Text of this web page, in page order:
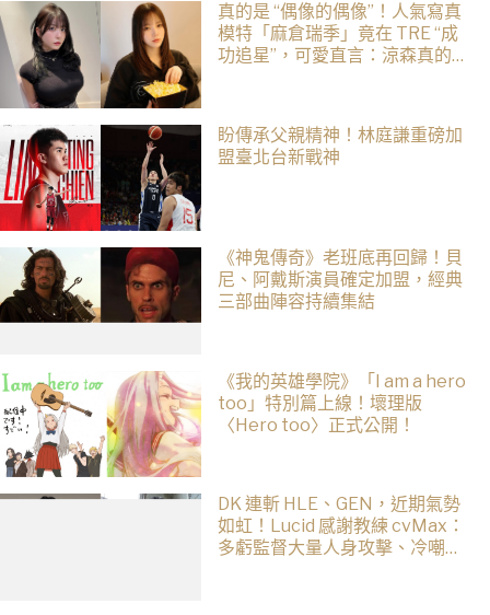
真的是 “偶像的偶像”！人氣寫真
模特「麻倉瑞季」竟在 TRE “成
功追星”，可愛直言：涼森真的太
盼傳承父親精神！林庭謙重磅加
盟臺北台新戰神
《神鬼傳奇》老班底再回歸！貝
尼、阿戴斯演員確定加盟，經典
三部曲陣容持續集結
《我的英雄學院》「I am a hero
too」特別篇上線！壞理版
〈Hero too〉正式公開！
DK 連斬 HLE、GEN，近期氣勢
如虹！Lucid 感謝教練 cvMax：
多虧監督大量人身攻擊、冷嘲熱